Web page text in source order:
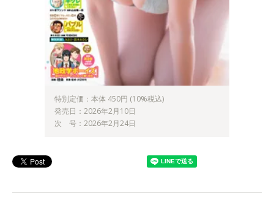
特別定価：本体 450円 (10%税込)
発売日：2026年2月10日
次 号：2026年2月24日